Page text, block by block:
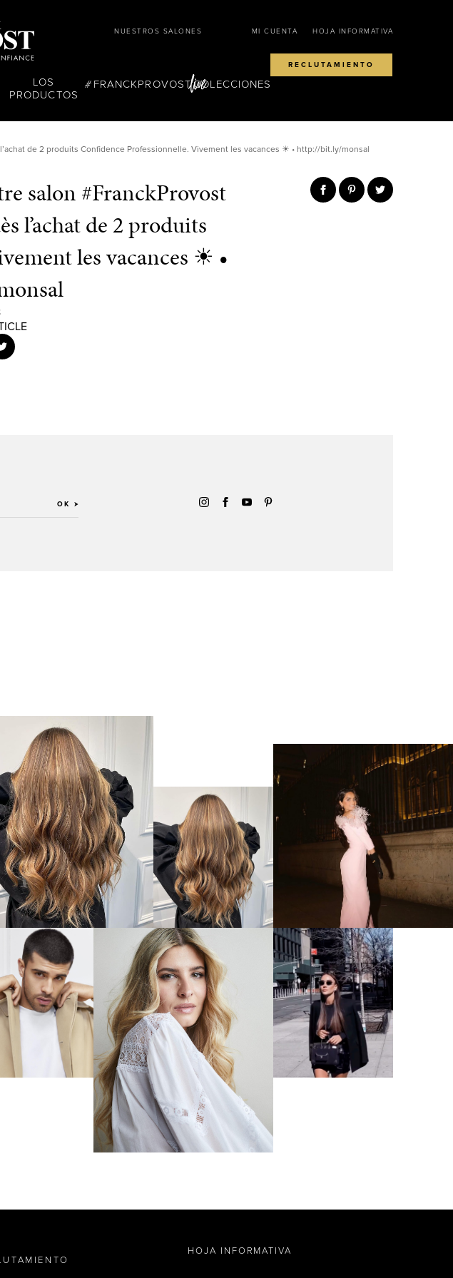
NUESTROS SALONES MI CUENTA HOJA INFORMATIVA
RECLUTAMIENTO
LOS
PRODUCTOS
FRANCKPROVOSTCOLECCIONES
de 2 produits Confidence Professionnelle. Vivement les vacances ☀ • http://bit.ly/monsal
salon #FranckProvost
l’achat de 2 produits
les vacances ☀ •
OK
HOJA INFORMATIVA